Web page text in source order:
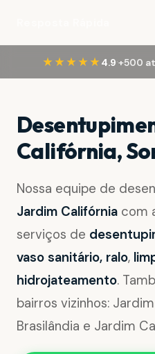
★★★★★ 4.9·+500
Califórnia,
Nossa equipe de
Jardim Califórnia com
serviços de
vaso sanitário, ralo,
hidrojateamento.
bairros vizinhos:
Brasilândia e Jardim